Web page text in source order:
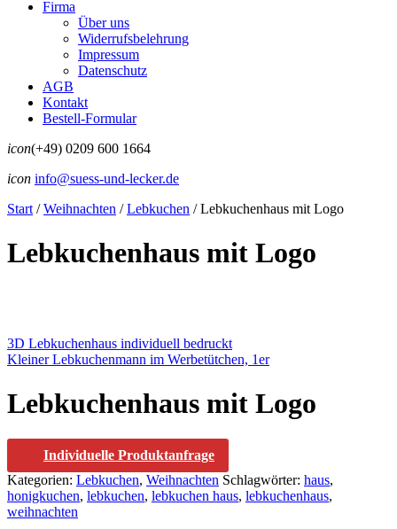
Firma
Über uns
Widerrufsbelehrung
Impressum
Datenschutz
AGB
Kontakt
Bestell-Formular
icon(+49) 0209 600 1664
icon info@suess-und-lecker.de
Start / Weihnachten / Lebkuchen /Lebkuchenhaus mit Logo
Lebkuchenhaus mit Logo
3D Lebkuchenhaus individuell bedruckt
Kleiner Lebkuchenmann im Werbetütchen, 1er
Lebkuchenhaus mit Logo
Individuelle Produktanfrage
Kategorien: Lebkuchen, Weihnachten Schlagwörter: haus,
honigkuchen, lebkuchen, lebkuchen haus, lebkuchenhaus,
weihnachten